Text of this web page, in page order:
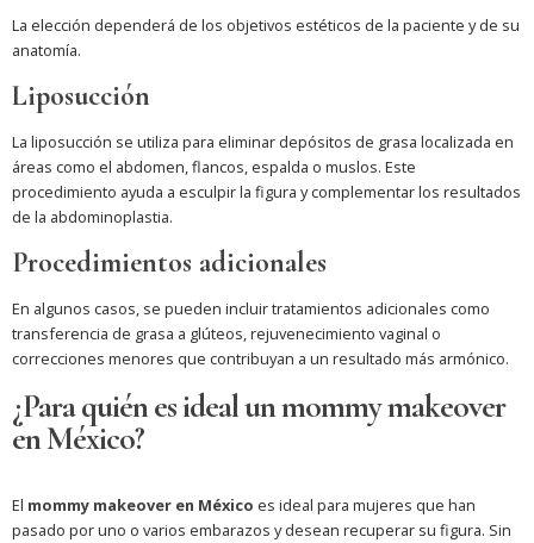
La elección dependerá de los objetivos estéticos de la paciente y de su
anatomía.
Liposucción
La liposucción se utiliza para eliminar depósitos de grasa localizada en
áreas como el abdomen, flancos, espalda o muslos. Este
procedimiento ayuda a esculpir la figura y complementar los resultados
de la abdominoplastia.
Procedimientos adicionales
En algunos casos, se pueden incluir tratamientos adicionales como
transferencia de grasa a glúteos, rejuvenecimiento vaginal o
correcciones menores que contribuyan a un resultado más armónico.
¿Para quién es ideal un mommy makeover
en México?
El mommy makeover en México es ideal para mujeres que han
pasado por uno o varios embarazos y desean recuperar su figura. Sin